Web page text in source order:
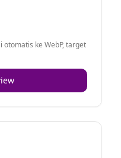
otomatis ke WebP, target